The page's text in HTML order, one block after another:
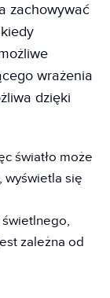
zachowywać
wrażenia
dzięki
światło może
wyświetla się
świetlnego,
zależna od